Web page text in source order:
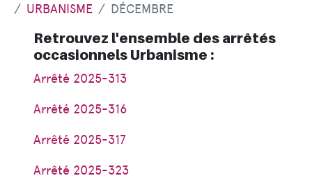
URBANISME
DÉCEMBRE
Retrouvez l'ensemble des arrêtés
occasionnels Urbanisme :
Arrêté 2025-313
Arrêté 2025-316
Arrêté 2025-317
Arrêté 2025-323